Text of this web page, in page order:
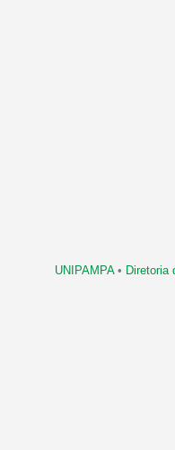
UNIPAMPA• Diretoria